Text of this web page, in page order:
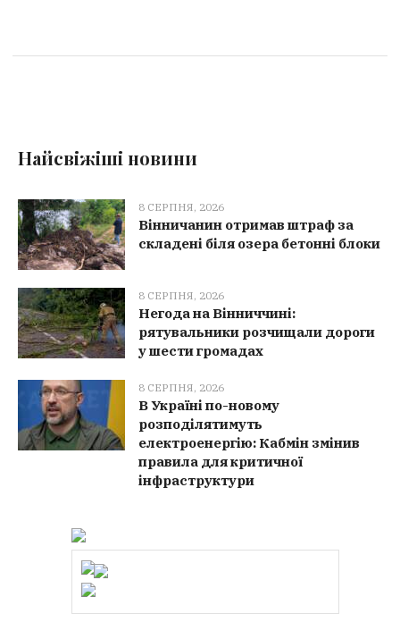
Найсвіжіші новини
8 СЕРПНЯ, 2026
Вінничанин отримав штраф за
складені біля озера бетонні блоки
8 СЕРПНЯ, 2026
Негода на Вінниччині:
рятувальники розчищали дороги
у шести громадах
8 СЕРПНЯ, 2026
В Україні по-новому
розподілятимуть
електроенергію: Кабмін змінив
правила для критичної
інфраструктури